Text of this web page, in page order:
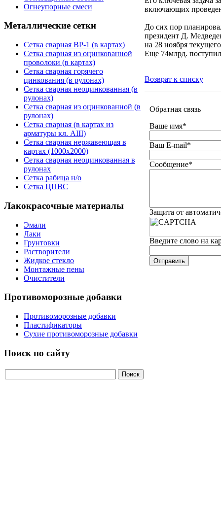
Огнеупорные смеси
Металлические сетки
Сетка сварная ВР-1 (в картах)
Сетка сварная из оцинкованной
проволоки (в картах)
Сетка сварная горячего
цинкования (в рулонах)
Сетка сварная неоцинкованная (в
рулонах)
Сетка сварная из оцинкованной (в
рулонах)
Сетка сварная (в картах из
арматуры кл. АIII)
Сетка сварная нержавеющая в
картах (1000х2000)
Сетка сварная неоцинкованная в
рулонах
Сетка рабица н/о
Сетка ЦПВС
Лакокрасочные материалы
Эмали
Лаки
Грунтовки
Растворители
Жидкое стекло
Монтажные пены
Очистители
Противоморозные добавки
Противоморозные добавки
Пластификаторы
Сухие противоморозные добавки
Поиск по сайту
включающих
До сих пор
президент Д.
на 28 ноября
Еще 74млрд.
Возврат к списку
Обратная связь
Ваше имя*
Ваш E-mail*
Сообщение*
Защита от
Введите слово на